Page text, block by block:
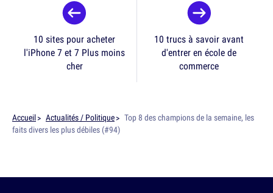
10 sites pour acheter
l'iPhone 7 et 7 Plus moins
cher
10 trucs à savoir avant
d'entrer en école de
commerce
Accueil Actualités / Politique
Top 8 des champions de la semaine, les
faits divers les plus débiles (#94)